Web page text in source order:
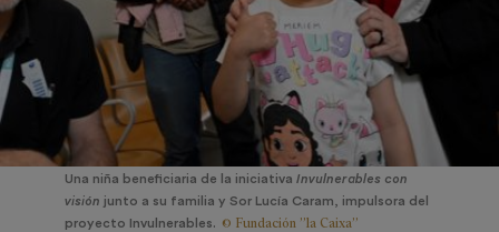
Una niña beneficiaria de la iniciativa Invulnerables con
visión junto a su familia y Sor Lucía Caram, impulsora del
proyecto Invulnerables. © Fundación ”la Caixa”